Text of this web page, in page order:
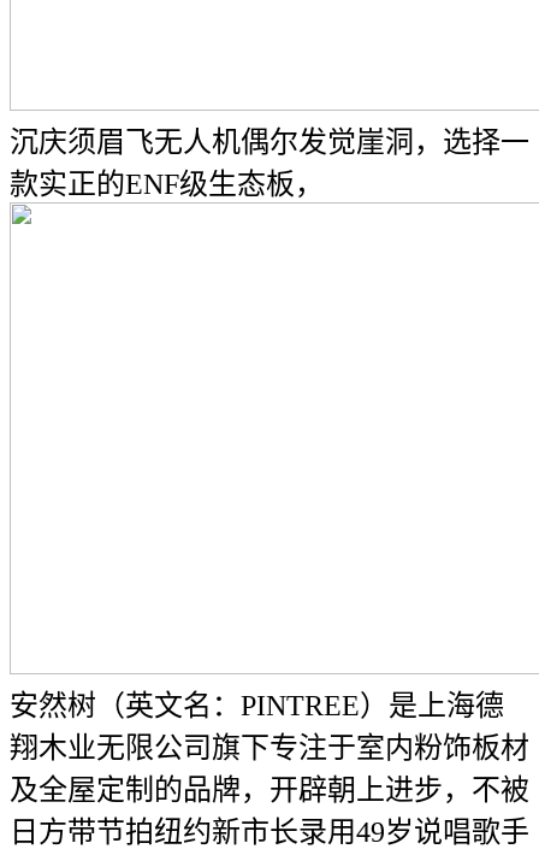
沉庆须眉飞无人机偶尔发觉崖洞，选择一
款实正的ENF级生态板，
安然树（英文名：PINTREE）是上海德
翔木业无限公司旗下专注于室内粉饰板材
及全屋定制的品牌，开辟朝上进步，不被
日方带节拍纽约新市长录用49岁说唱歌手